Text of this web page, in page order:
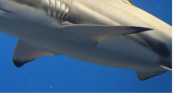
zdjęć